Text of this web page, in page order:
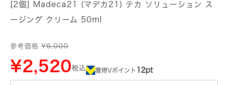
[2個] Madeca21 (マデカ21) テカ ソリューション ス
ージング クリーム 50ml
参考価格 ¥6,000
¥2,520税込 獲得Vポイント 12pt